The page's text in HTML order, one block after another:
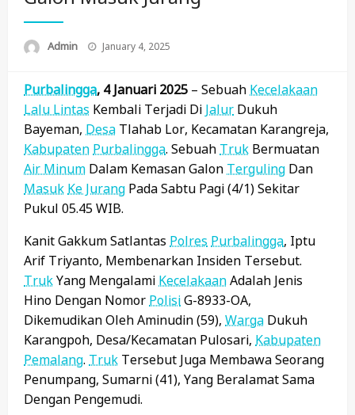
Admin
Posted
January 4, 2025
Purbalingga, 4 Januari 2025 – Sebuah Kecelakaan
Lalu Lintas Kembali Terjadi Di Jalur Dukuh
Bayeman, Desa Tlahab Lor, Kecamatan Karangreja,
Kabupaten Purbalingga. Sebuah Truk Bermuatan
Air Minum Dalam Kemasan Galon Terguling Dan
Masuk Ke Jurang Pada Sabtu Pagi (4/1) Sekitar
Pukul 05.45 WIB.
Kanit Gakkum Satlantas Polres Purbalingga, Iptu
Arif Triyanto, Membenarkan Insiden Tersebut.
TrukYang Mengalami KecelakaanAdalah Jenis
Hino Dengan Nomor PolisiG-8933-OA,
Dikemudikan Oleh Aminudin (59), Warga Dukuh
Karangpoh, Desa/Kecamatan Pulosari, Kabupaten
Pemalang. Truk Tersebut Juga Membawa Seorang
Penumpang, Sumarni (41), Yang Beralamat Sama
Dengan Pengemudi.